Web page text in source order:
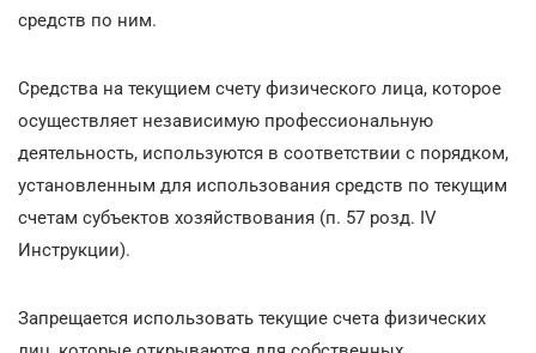
средств по ним.
Средства на текущием счету физического лица, которое
осуществляет независимую профессиональную
деятельность, используются в соответствии с порядком,
установленным для использования средств по текущим
счетам субъектов хозяйствования (п. 57 розд. IV
Инструкции).
Запрещается использовать текущие счета физических